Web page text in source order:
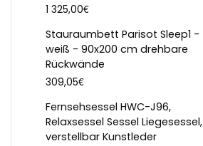
1 325,00€
Stauraumbett Parisot Sleep1 -
weiß - 90x200 cm drehbare
Rückwände
309,05€
Fernsehsessel HWC-J96,
Relaxsessel Sessel Liegesessel,
verstellbar Kunstleder